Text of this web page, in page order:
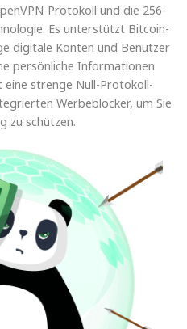
Protokoll und die 256-
Es unterstützt Bitcoin-
digitale Konten und Benutzer
persönliche Informationen
eine strenge Null-Protokoll-
Werbeblocker, um Sie
zu schützen.